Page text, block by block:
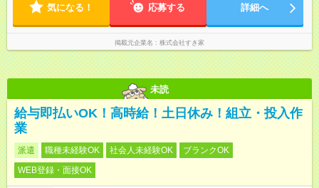
気になる！ 応募する 詳細へ
掲載元企業名 株式会社すき家
未読
給与即払いOK！高時給！土日休み！組立・投入作
業
派遣 職種未経験OK 社会人未経験OK
ブランクOK
WEB登録・面接OK